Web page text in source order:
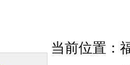
当前位置：